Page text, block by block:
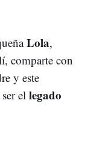
Lola,
comparte con
y este
el legado